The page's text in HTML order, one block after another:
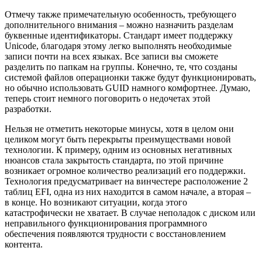
Отмечу также примечательную особенность, требующего
дополнительного внимания – можно назначить разделам
буквенные идентификаторы. Стандарт имеет поддержку
Unicode, благодаря этому легко выполнять необходимые
записи почти на всех языках. Все записи вы сможете
разделить по папкам на группы. Конечно, те, что созданы
системой файлов операционки также будут функционировать,
но обычно использовать GUID намного комфортнее. Думаю,
теперь стоит немного поговорить о недочетах этой
разработки.
Нельзя не отметить некоторые минусы, хотя в целом они
целиком могут быть перекрыты преимуществами новой
технологии. К примеру, одним из основных негативных
нюансов стала закрытость стандарта, по этой причине
возникает огромное количество реализаций его поддержки.
Технология предусматривает на винчестере расположение 2
таблиц EFI, одна из них находится в самом начале, а вторая –
в конце. Но возникают ситуации, когда этого
катастрофически не хватает. В случае неполадок с диском или
неправильного функционирования программного
обеспечения появляются трудности с восстановлением
контента.